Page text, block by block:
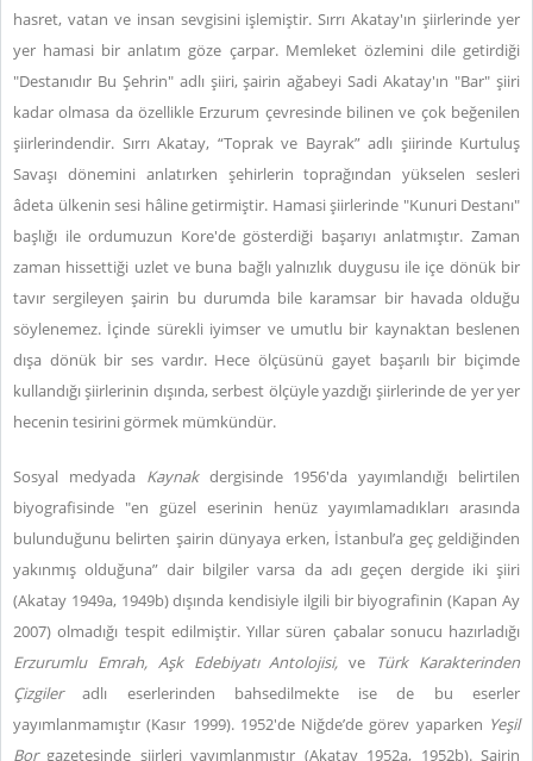
hasret, vatan ve insan sevgisini işlemiştir. Sırrı Akatay'ın şiirlerinde yer
yer hamasi bir anlatım göze çarpar. Memleket özlemini dile getirdiği
"Destanıdır Bu Şehrin" adlı şiiri, şairin ağabeyi Sadi Akatay'ın "Bar" şiiri
kadar olmasa da özellikle Erzurum çevresinde bilinen ve çok beğenilen
şiirlerindendir. Sırrı Akatay, “Toprak ve Bayrak” adlı şiirinde Kurtuluş
Savaşı dönemini anlatırken şehirlerin toprağından yükselen sesleri
âdeta ülkenin sesi hâline getirmiştir. Hamasi şiirlerinde "Kunuri Destanı"
başlığı ile ordumuzun Kore'de gösterdiği başarıyı anlatmıştır. Zaman
zaman hissettiği uzlet ve buna bağlı yalnızlık duygusu ile içe dönük bir
tavır sergileyen şairin bu durumda bile karamsar bir havada olduğu
söylenemez. İçinde sürekli iyimser ve umutlu bir kaynaktan beslenen
dışa dönük bir ses vardır. Hece ölçüsünü gayet başarılı bir biçimde
kullandığı şiirlerinin dışında, serbest ölçüyle yazdığı şiirlerinde de yer yer
hecenin tesirini görmek mümkündür.
Sosyal medyada Kaynakdergisinde 1956'da yayımlandığı belirtilen
biyografisinde "en güzel eserinin henüz yayımlamadıkları arasında
bulunduğunu belirten şairin dünyaya erken, İstanbul’a geç geldiğinden
yakınmış olduğuna” dair bilgiler varsa da adı geçen dergide iki şiiri
(Akatay 1949a, 1949b) dışında kendisiyle ilgili bir biyografinin (Kapan Ay
2007) olmadığı tespit edilmiştir. Yıllar süren çabalar sonucu hazırladığı
Erzurumlu Emrah, Aşk Edebiyatı Antolojisi,ve
Türk Karakterinden
Çizgileradlı eserlerinden bahsedilmekte ise de bu eserler
yayımlanmamıştır (Kasır 1999). 1952'de Niğde’de görev yaparken Yeşil
Borgazetesinde şiirleri yayımlanmıştır (Akatay 1952a, 1952b). Şairin